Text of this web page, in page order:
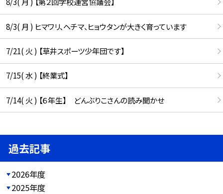
8/3( 月 ) ヒマワリ、ヘチマ、ヒョウタンが大きく育っています
7/21( 火 ) 【草井スポーツ少年団です】
7/15( 水 ) 【終業式】
7/14( 火 ) 【６年生】 どんぶりこさんの読み聞かせ
過去記事
2026年度
2025年度